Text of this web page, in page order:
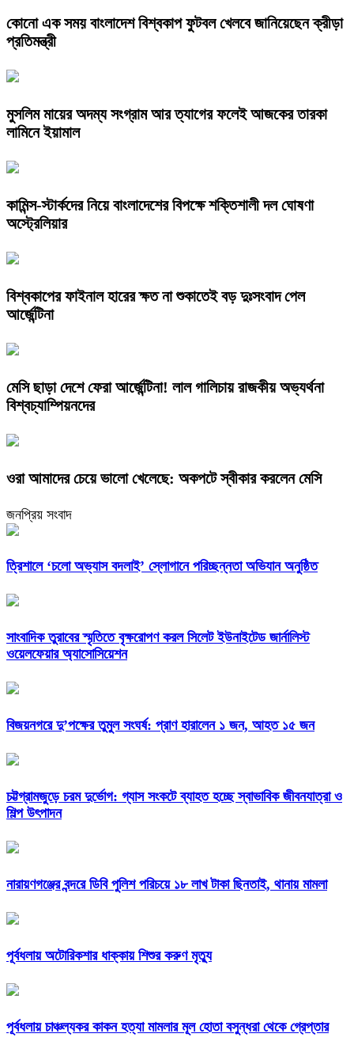
কোনো এক সময় বাংলাদেশ বিশ্বকাপ ফুটবল খেলবে জানিয়েছেন ক্রীড়া
প্রতিমন্ত্রী
মুসলিম মায়ের অদম্য সংগ্রাম আর ত্যাগের ফলেই আজকের তারকা
লামিনে ইয়ামাল
কামিন্স-স্টার্কদের নিয়ে বাংলাদেশের বিপক্ষে শক্তিশালী দল ঘোষণা
অস্ট্রেলিয়ার
বিশ্বকাপের ফাইনাল হারের ক্ষত না শুকাতেই বড় দুঃসংবাদ পেল
আর্জেন্টিনা
​মেসি ছাড়া দেশে ফেরা আর্জেন্টিনা! লাল গালিচায় রাজকীয় অভ্যর্থনা
বিশ্বচ্যাম্পিয়নদের
​ওরা আমাদের চেয়ে ভালো খেলেছে: অকপটে স্বীকার করলেন মেসি
জনপ্রিয় সংবাদ
‎ত্রিশালে ‘চলো অভ্যাস বদলাই’ স্লোগানে পরিচ্ছন্নতা অভিযান অনুষ্ঠিত
সাংবাদিক তুরাবের স্মৃতিতে বৃক্ষরোপণ করল সিলেট ইউনাইটেড জার্নালিস্ট
ওয়েলফেয়ার অ্যাসোসিয়েশন
বিজয়নগরে দু’পক্ষের তুমুল সংঘর্ষ: প্রাণ হারালেন ১ জন, আহত ১৫ জন
চট্টগ্রামজুড়ে চরম দুর্ভোগ: গ্যাস সংকটে ব্যাহত হচ্ছে স্বাভাবিক জীবনযাত্রা ও
শিল্প উৎপাদন
নারায়ণগঞ্জের বন্দরে ডিবি পুলিশ পরিচয়ে ১৮ লাখ টাকা ছিনতাই, থানায় মামলা
পূর্বধলায় অটোরিকশার ধাক্কায় শিশুর করুণ মৃত্যু
পূর্বধলায় চাঞ্চল্যকর কাকন হত্যা মামলার মূল হোতা বসুন্ধরা থেকে গ্রেপ্তার